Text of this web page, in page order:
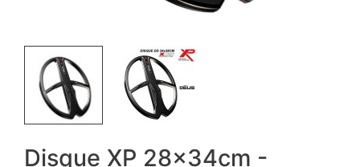
Disque XP 28x34cm -